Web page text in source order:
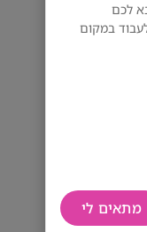
לכם
במקום
מתאים לי